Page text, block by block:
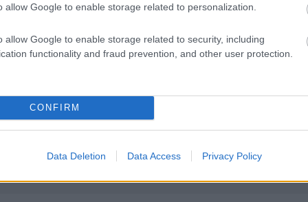
allow Google to enable storage related to personalization.
allow Google to enable storage related to security, including
functionality and fraud prevention, and other user protection.
CONFIRM
Data Deletion Data Access Privacy Policy
Válasz
Szerbia és Horvátország a szláv testvériség nevében rendezné a